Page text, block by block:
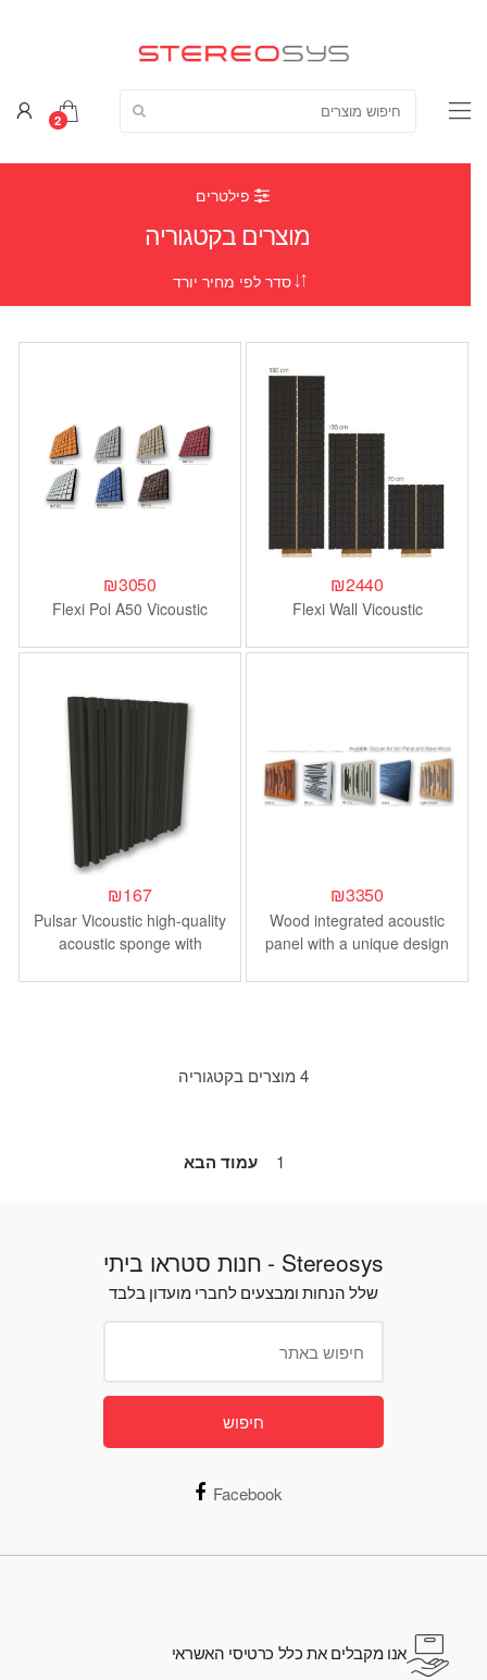
2
פילטרים
מוצרים בקטגוריה
₪2440
Flexi Wall Vicoustic
₪3050
Flexi Pol A50 Vicoustic
₪3350
Wood integrated acoustic
panel with a unique design
₪167
Pulsar Vicoustic high-quality
acoustic sponge with
4 מוצרים בקטגוריה
1 עמוד הבא
Stereosys - חנות סטראו ביתי
שלל הנחות ומבצעים לחברי מועדון בלבד
חיפוש
Facebook
אנו מקבלים את כלל כרטיסי האשראי